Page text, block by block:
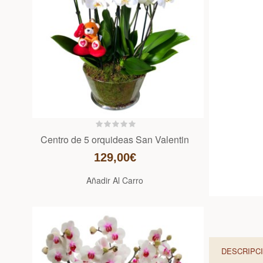
Centro de 5 orquideas San Valentin
129,00€
Añadir Al Carro